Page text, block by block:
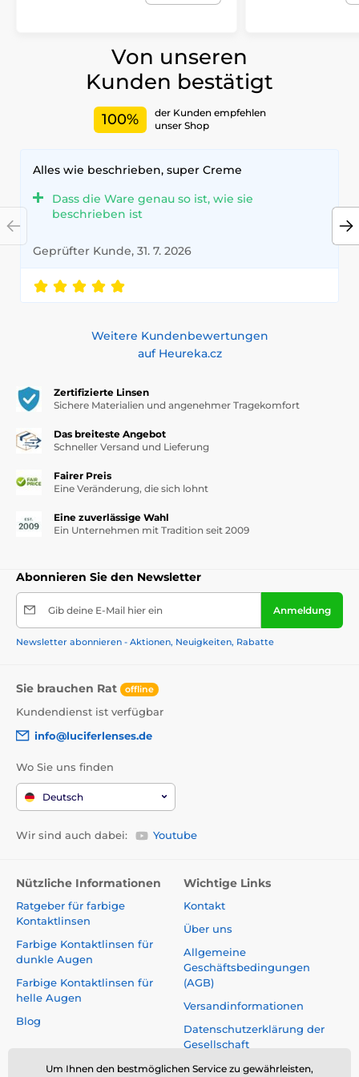
Von unseren
Kunden bestätigt
100%
der Kunden empfehlen
unser Shop
Alles wie beschrieben, super Creme
Dass die Ware genau so ist, wie sie
beschrieben ist
Geprüfter Kunde, 31. 7. 2026
Weitere Kundenbewertungen
auf Heureka.cz
Zertifizierte Linsen
Sichere Materialien und angenehmer Tragekomfort
Das breiteste Angebot
Schneller Versand und Lieferung
Fairer Preis
Eine Veränderung, die sich lohnt
Eine zuverlässige Wahl
Ein Unternehmen mit Tradition seit 2009
Abonnieren Sie den Newsletter
Gib deine E-Mail hier ein Anmeldung
Newsletter abonnieren - Aktionen, Neuigkeiten, Rabatte
Sie brauchen Rat offline
Kundendienst ist verfügbar
info@luciferlenses.de
Wo Sie uns finden
Deutsch
Wir sind auch dabei: Youtube
Nützliche Informationen
Ratgeber für farbige
Kontaktlinsen
Farbige Kontaktlinsen für
dunkle Augen
Farbige Kontaktlinsen für
helle Augen
Blog
Wichtige Links
Kontakt
Über uns
Allgemeine
Geschäftsbedingungen
(AGB)
Versandinformationen
Datenschutzerklärung der
Gesellschaft
Reklamationen und Rücktritt
Um Ihnen den bestmöglichen Service zu gewährleisten,